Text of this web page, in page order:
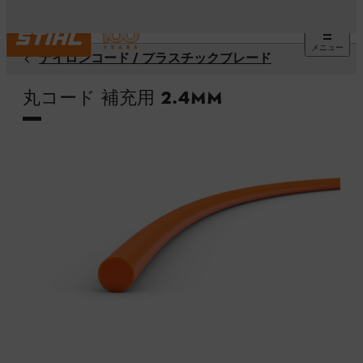
メニュー
ナイロンコード / プラスチックブレード
丸コード 補充用 2.4mm